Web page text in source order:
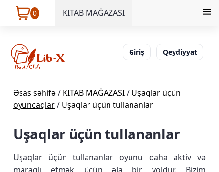
0 KITAB MAĞAZASI
Giriş Qeydiyyat
Əsas səhifə/ KITAB MAĞAZASI/ Uşaqlar üçün
oyuncaqlar/ Uşaqlar üçün tullananlar
Uşaqlar üçün tullananlar
Uşaqlar üçün tullananlar oyunu daha aktiv və
maraqlı etmək üçün əla bir yoldur. Bizim